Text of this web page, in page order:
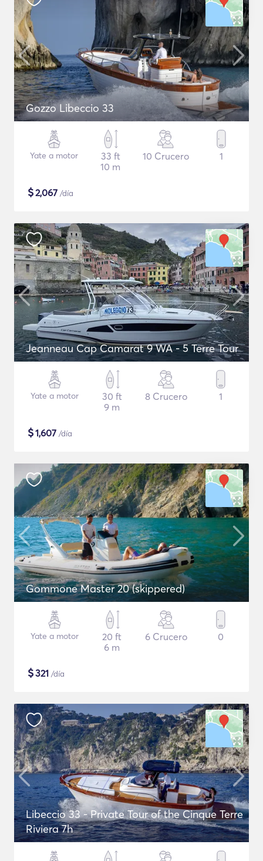
Gozzo Libeccio 33
Yate a motor
33 ft
10 m
10 Crucero 1
$2,067 /día
Jeanneau Cap Camarat 9 WA - 5 Terre Tour
Yate a motor
30 ft
9 m
8 Crucero 1
$1,607 /día
Gommone Master 20 (skippered)
Yate a motor
20 ft
6 m
6 Crucero 0
$321 /día
Libeccio 33 - Private Tour of the Cinque Terre
Riviera 7h